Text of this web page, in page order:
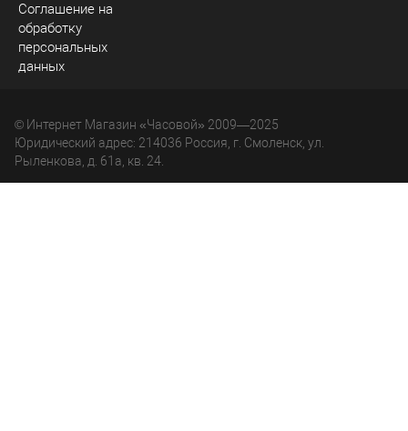
Соглашение на
обработку
персональных
данных
© Интернет Магазин «Часовой» 2009—2025
Юридический адрес: 214036 Россия, г. Смоленск, ул.
Рыленкова, д. 61а, кв. 24.